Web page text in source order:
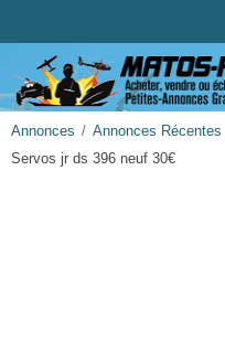
Annonces Annonces Récentes
Servos jr ds 396 neuf 30€